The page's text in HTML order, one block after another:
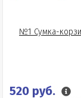
520 руб.